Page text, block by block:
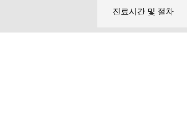
진료시간 및 절차